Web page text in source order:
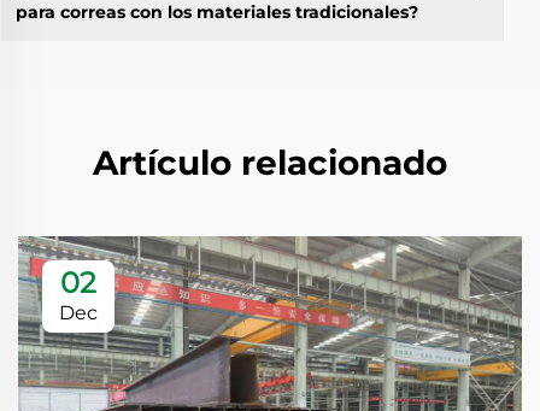
para correas con los materiales tradicionales?
Artículo relacionado
02
Dec